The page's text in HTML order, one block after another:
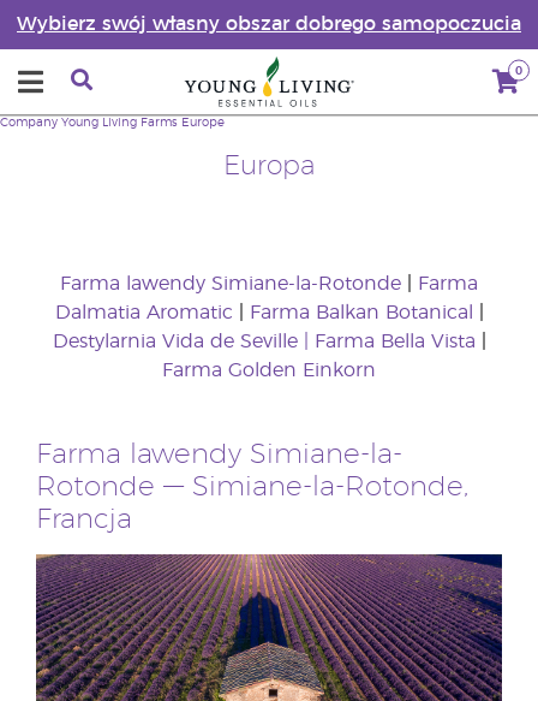
Wybierz swój własny obszar dobrego samopoczucia
0
Europa
Company Young Living Farms Europe
Farma lawendy Simiane-la-Rotonde
Farma
Dalmatia Aromatic
Farma Balkan Botanical
Destylarnia Vida de Seville
Farma Bella Vista
Farma Golden Einkorn
Farma lawendy Simiane-la-
Rotonde — Simiane-la-Rotonde,
Francja